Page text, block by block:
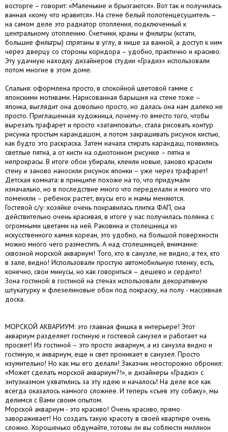
восторге – говорит: «Маленькие и брызгаются». Вот так и получилась
ванная «кому что нравится». На стене белый полотенцесушитель –
на самом деле это радиатор отопления, подключенный к
центральному отоплению. Счетчики, краны и фильтры (кстати,
большие фильтры) спрятаны в углу, в нише за ванной, а доступ к ним
через дверцу со стороны коридора – удобно, практично и красиво.
Эту удачную находку дизайнеров студии «Градиз» использовали
потом многие в этом доме.
Спальня: оформлена просто, в спокойной цветовой гамме с
японскими мотивами. Нарисованная барышня на стене тоже –
японка, выглядит она довольно просто, но далась она нам далеко не
просто. Приглашенная художница, почему-то вместо того, чтобы
вырезать трафарет и просто «затамповать», стала рисовать контур
рисунка простым карандашом, а потом закрашивать рисунок кистью,
как будто это раскраска. Затем начала стирать карандаш, появились
светлые пятна, а от кисти на однотонном рисунке – пятна и
непрокрасы. В итоге обои убирали, клеили новые, заново красили
стену и заново наносили рисунок японки – уже через трафарет!
Детская комната: в принципе похоже на то, что придумали
изначально, но в последствие много что переделали и много что
поменяли – ребенок растет, вкусы его и мамы меняются.
Гостевой с/у: хозяйке очень понравилась плитка ФАП, она
действительно очень красивая, в итоге у нас получилась полянка с
огромными цветами на ней. Раковина и столешница из
искусственного камня кореан, это удобно, на большой поверхности
можно много чего разместить. А над столешницей, внимание:
сквозной морской аквариум! Того, кто в санузле, не видно, а тех, кто
в зале, видно! Использовали простую автомобильную пленку, есть,
конечно, свои минусы, но как говориться – дешево и сердито!
Зона гостиной: в гостиной на стенах использовали декоративную
штукатурку и флезелиновые обои под покраску, на полу - массивная
доска.
МОРСКОЙ АКВАРИУМ: это главная фишка в интерьере! Этот
аквариум разделяет гостиную и гостевой санузел и работает на
просвет! Из гостиной – это просто аквариум, а из санузла видно и
гостиную, и аквариум, еще и свет проникает в санузел. Просто
изумительно! Но как мы его делали! Заказчик неосторожно обронил:
«Может сделать морской аквариум?!», и дизайнеры «Градиз» с
энтузиазмом ухватились за эту идею и началось! На деле все как
всегда оказалось намного сложнее. И теперь «съев эту собаку», мы
делимся с Вами своим опытом.
Морской аквариум - это красиво! Очень красиво, прямо
завораживает! Но создать такую красоту в своей квартире очень
сложно. Хорошенько обдумайте, готовы ли вы соблюсти миллион